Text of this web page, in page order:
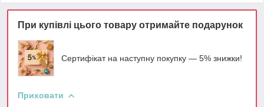
При купівлі цього товару отримайте подарунок
Сертифікат на наступну покупку — 5% знижки!
Приховати